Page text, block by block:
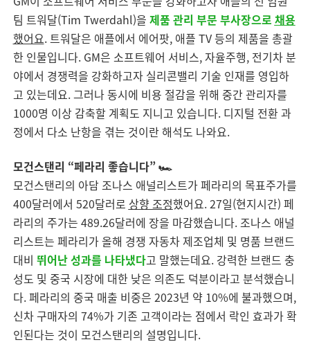
팀 트워달(Tim Twerdahl)을 제품 관리 부문 부사장으로 채용
했어요. 트워달은 애플에서 에어팟, 애플 TV 등의 제품을 총괄
한 인물입니다. GM은 소프트웨어 서비스, 자율주행, 전기차 분
야에서 경쟁력을 강화하고자 실리콘밸리 기술 인재를 영입하
고 있는데요. 그러나 동시에 비용 절감을 위해 중간 관리자를
1000명 이상 감축할 계획도 지니고 있습니다. 디지털 전환 과
정에서 다소 난항을 겪는 것이란 해석도 나와요.
모건스탠리 “페라리 좋습니다” 🏎️
모건스탠리의 아담 조나스 애널리스트가 페라리의 목표주가를
400달러에서 520달러로 상향 조정했어요. 27일(현지시간) 페
라리의 주가는 489.26달러에 장을 마감했습니다. 조나스 애널
리스트는 페라리가 올해 경쟁 자동차 제조업체 및 명품 브랜드
대비 뛰어난 성과를 나타냈다고 말했는데요. 강력한 브랜드 충
성도 및 중국 시장에 대한 낮은 의존도 덕분이라고 분석했습니
다. 페라리의 중국 매출 비중은 2023년 약 10%에 불과했으며,
신차 구매자의 74%가 기존 고객이라는 점에서 락인 효과가 확
인된다는 것이 모건스탠리의 설명입니다.